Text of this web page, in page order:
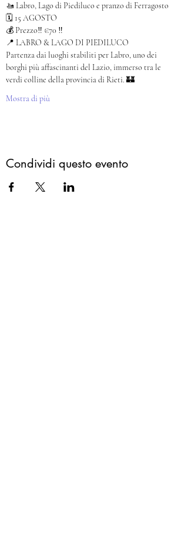
🚤 Labro, Lago di Piediluco e pranzo di Ferragosto
🗓️ 15 AGOSTO
💰 Prezzo‼️ €70 ‼️
📍 LABRO & LAGO DI PIEDILUCO
Partenza dai luoghi stabiliti per Labro, uno dei
borghi più affascinanti del Lazio, immerso tra le
verdi colline della provincia di Rieti. 🏰
Mostra di più
Condividi questo evento